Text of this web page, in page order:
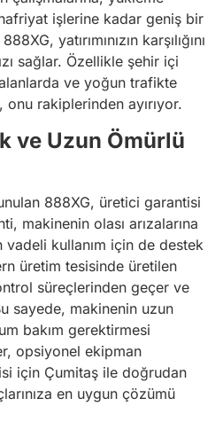
işlerine kadar geniş bir
yatırımınızın karşılığını
sağlar. Özellikle şehir içi
ve yoğun trafikte
onu rakiplerinden ayırıyor.
ve Uzun Ömürlü
888XG, üretici garantisi
makinenin olası arızalarına
vadeli kullanım için de destek
üretim tesisinde üretilen
süreçlerinden geçer ve
sayede, makinenin uzun
bakım gerektirmesi
opsiyonel ekipman
için Çumitaş ile doğrudan
en uygun çözümü